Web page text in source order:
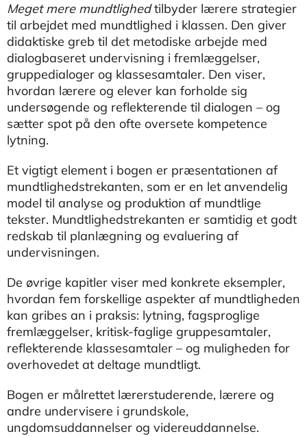
Meget mere mundtlighedtilbyder lærere strategier
til arbejdet med mundtlighed i klassen. Den giver
didaktiske greb til det metodiske arbejde med
dialogbaseret undervisning i fremlæggelser,
gruppedialoger og klassesamtaler. Den viser,
hvordan lærere og elever kan forholde sig
undersøgende og reflekterende til dialogen – og
sætter spot på den ofte oversete kompetence
lytning.
Et vigtigt element i bogen er præsentationen af
mundtlighedstrekanten, som er en let anvendelig
model til analyse og produktion af mundtlige
tekster. Mundtlighedstrekanten er samtidig et godt
redskab til planlægning og evaluering af
undervisningen.
De øvrige kapitler viser med konkrete eksempler,
hvordan fem forskellige aspekter af mundtligheden
kan gribes an i praksis: lytning, fagsproglige
fremlæggelser, kritisk-faglige gruppesamtaler,
reflekterende klassesamtaler – og muligheden for
overhovedet at deltage mundtligt.
Bogen er målrettet lærerstuderende, lærere og
andre undervisere i grundskole,
ungdomsuddannelser og videreuddannelse.